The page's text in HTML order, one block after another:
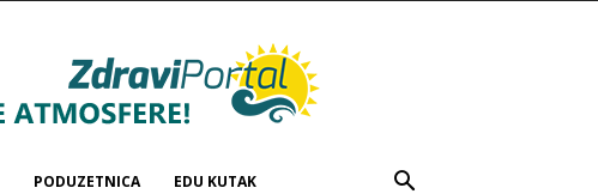
PODUZETNICA EDU KUTAK